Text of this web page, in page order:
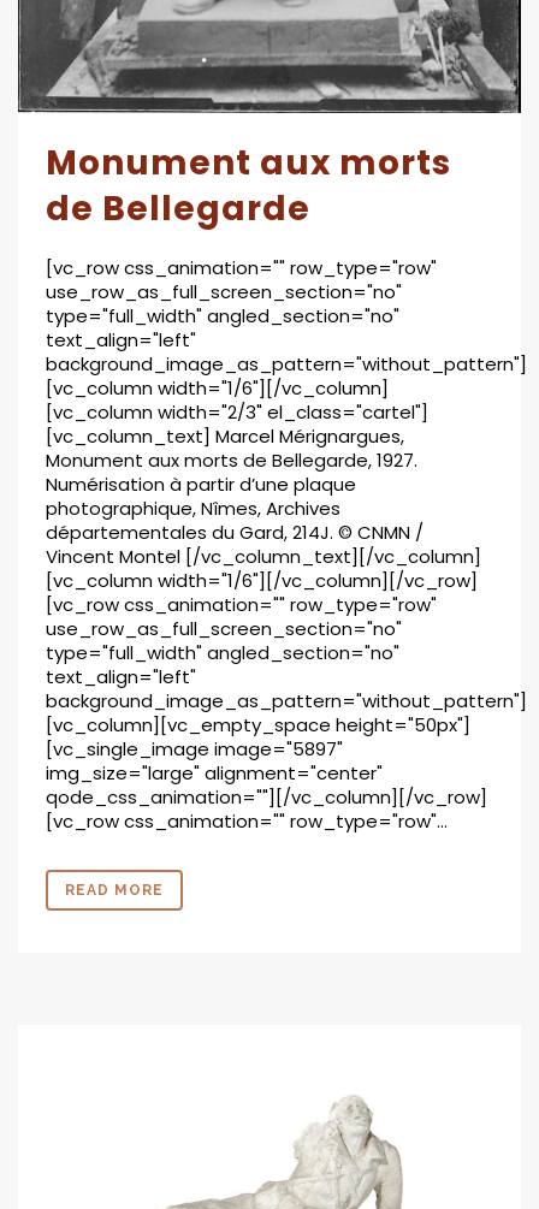
Monument aux morts
de Bellegarde
[vc_row css_animation="" row_type="row"
use_row_as_full_screen_section="no"
type="full_width" angled_section="no"
text_align="left"
background_image_as_pattern="without_pattern"]
[vc_column width="1/6"][/vc_column]
[vc_column width="2/3" el_class="cartel"]
[vc_column_text] Marcel Mérignargues,
Monument aux morts de Bellegarde, 1927.
Numérisation à partir d’une plaque
photographique, Nîmes, Archives
départementales du Gard, 214J. © CNMN /
Vincent Montel [/vc_column_text][/vc_column]
[vc_column width="1/6"][/vc_column][/vc_row]
[vc_row css_animation="" row_type="row"
use_row_as_full_screen_section="no"
type="full_width" angled_section="no"
text_align="left"
background_image_as_pattern="without_pattern"]
[vc_column][vc_empty_space height="50px"]
[vc_single_image image="5897"
img_size="large" alignment="center"
qode_css_animation=""][/vc_column][/vc_row]
[vc_row css_animation="" row_type="row"...
READ MORE